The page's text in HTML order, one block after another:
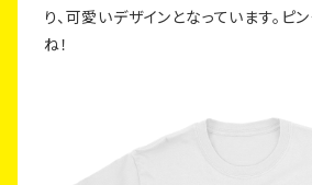
り、可愛いデザインとなっています。ピ
ね！